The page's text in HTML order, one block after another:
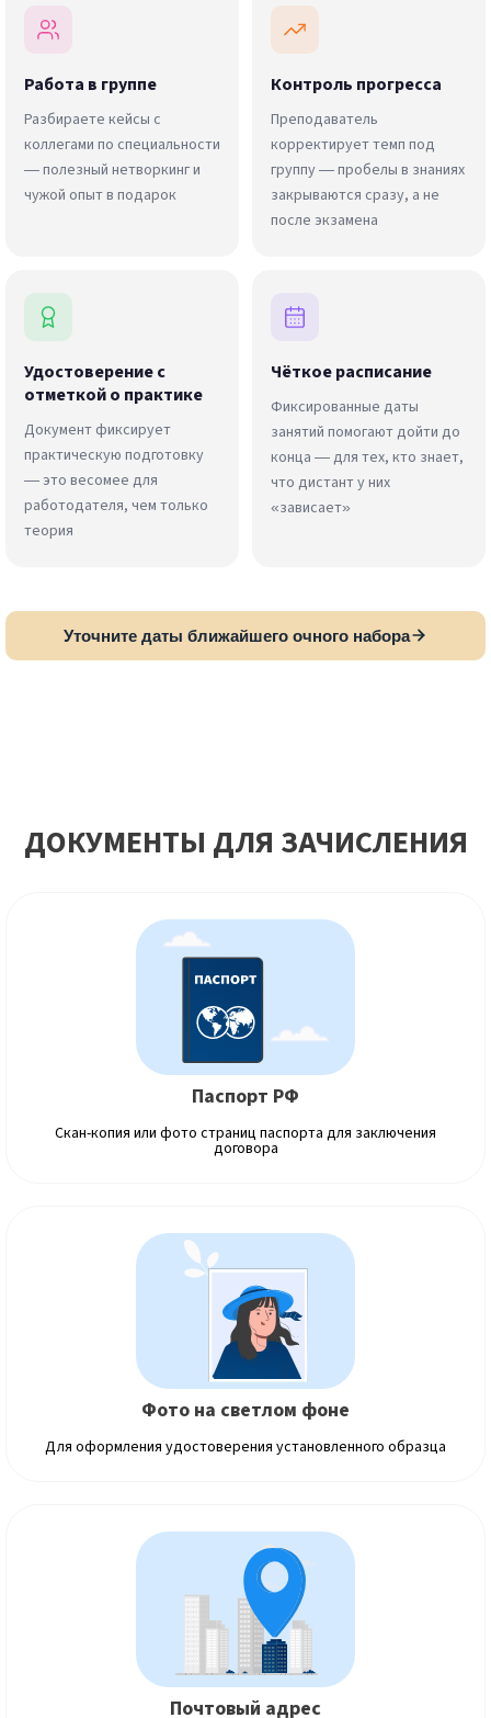
Работа в группе
Разбираете кейсы с
коллегами по специальности
— полезный нетворкинг и
чужой опыт в подарок
Контроль прогресса
Преподаватель
корректирует темп под
группу — пробелы в знаниях
закрываются сразу, а не
после экзамена
Удостоверение с
отметкой о практике
Документ фиксирует
практическую подготовку
— это весомее для
работодателя, чем только
теория
Чёткое расписание
Фиксированные даты
занятий помогают дойти до
конца — для тех, кто знает,
что дистант у них
«зависает»
Уточните даты ближайшего очного набора
ДОКУМЕНТЫ ДЛЯ ЗАЧИСЛЕНИЯ
Паспорт РФ
Скан-копия или фото страниц паспорта для заключения
договора
Фото на светлом фоне
Для оформления удостоверения установленного образца
Почтовый адрес